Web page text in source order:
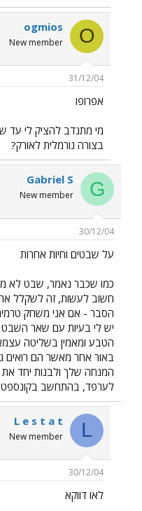
O
ogmios
New member
31/12/04
אפרופו
בצורה נורמלית לאורק?
G
Gabriel S
New member
30/12/04
על שבטים וחיות אחרות
כמו שכבר נאמר, שבט לא
חשוב לעשות, זה לשקלל
הסבר - אם אני משחק
יש לי בעיות עם שאר
הטבע ומאמין בשליטה
באור אחר מאשר הם רואים
המנחה שלך ולבנות יחד
לערפד, בהתחשב
L
L e s t a t
New member
30/12/04
לאו דווקא